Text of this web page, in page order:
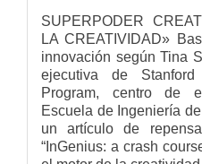
SUPERPODER
LA CREATIVIDAD»
innovación según Tina
ejecutiva de Stanford
Program, centro de
Escuela de Ingeniería
un artículo de
“InGenius: a crash